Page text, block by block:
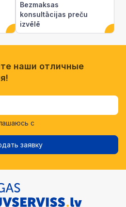
Bezmaksas
konsultācijas preču
izvēlē
наши отличные
с
заявку